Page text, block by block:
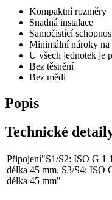
Kompaktní rozměry
Snadná instalace
Samočistící
Minimální nároky na
U všech jednotek je
Bez těsnění
Bez mědi
Popis
Technické
Připojení"S1/S2: ISO G 1
délka 45 mm. S3/S4: ISO
délka 45 mm"